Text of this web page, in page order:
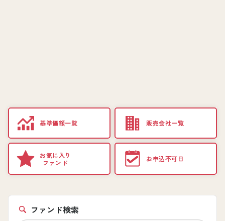
基準価額一覧 販売会社一覧
お気に入り
ファンド
お申込不可日
ファンド検索